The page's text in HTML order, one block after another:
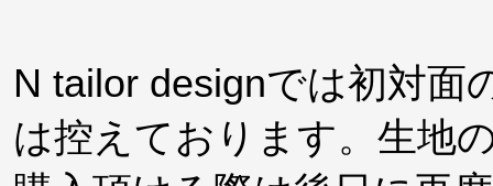
N tailor designでは初対面
は控えております。生地